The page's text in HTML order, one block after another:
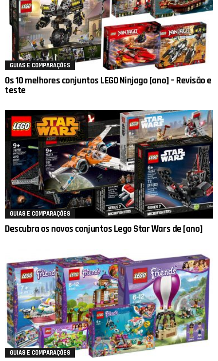
GUIAS E COMPARAÇÕES
Os 10 melhores conjuntos LEGO Ninjago [ano] – Revisão e
teste
GUIAS E COMPARAÇÕES
Descubra os novos conjuntos Lego Star Wars de [ano]
GUIAS E COMPARAÇÕES